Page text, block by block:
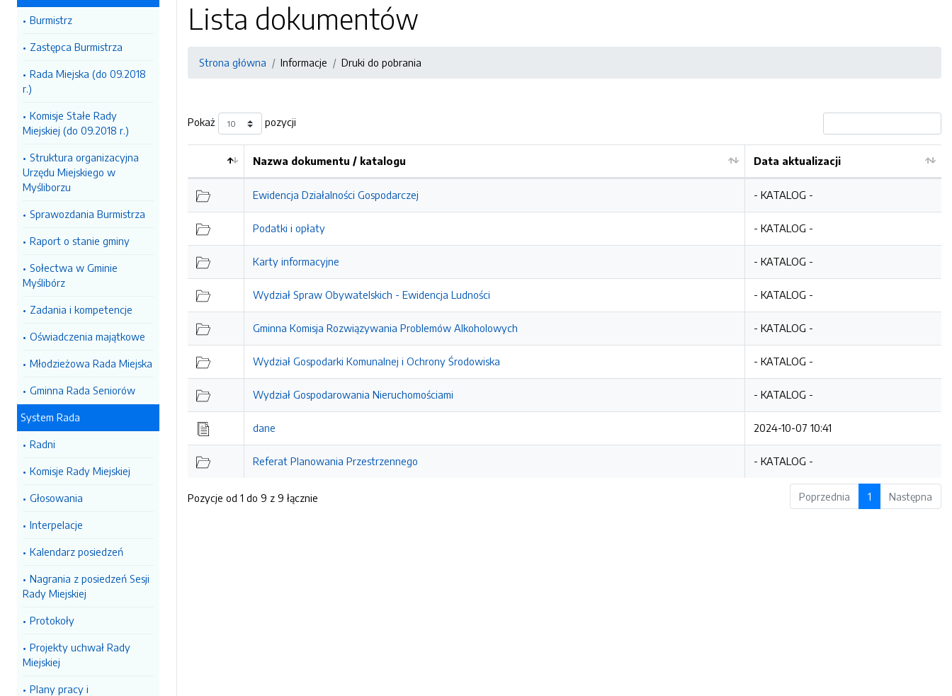
Burmistrz
Zastępca Burmistrza
Rada Miejska (do 09.2018
r.)
Komisje Stałe Rady
Miejskiej (do 09.2018 r.)
Struktura organizacyjna
Urzędu Miejskiego w
Myśliborzu
Sprawozdania Burmistrza
Raport o stanie gminy
Sołectwa w Gminie
Myślibórz
Zadania i kompetencje
Oświadczenia majątkowe
Młodzieżowa Rada Miejska
Gminna Rada Seniorów
System Rada
Radni
Komisje Rady Miejskiej
Głosowania
Interpelacje
Kalendarz posiedzeń
Nagrania z posiedzeń Sesji
Rady Miejskiej
Protokoły
Projekty uchwał Rady
Miejskiej
Plany pracy i
Lista dokumentów
Strona główna Informacje Druki do pobrania
Pokaż pozycji
Nazwa dokumentu / katalogu Data aktualizacji
Ewidencja Działalności Gospodarczej - KATALOG -
Podatki i opłaty - KATALOG -
Karty informacyjne - KATALOG -
Wydział Spraw Obywatelskich - Ewidencja Ludności - KATALOG -
Gminna Komisja Rozwiązywania Problemów Alkoholowych - KATALOG -
Wydział Gospodarki Komunalnej i Ochrony Środowiska - KATALOG -
Wydział Gospodarowania Nieruchomościami - KATALOG -
dane 2024-10-07 10:41
Referat Planowania Przestrzennego - KATALOG -
Pozycje od 1 do 9 z 9 łącznie Poprzednia 1 Następna